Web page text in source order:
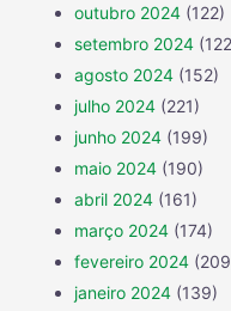
outubro 2024 (122)
setembro 2024
agosto 2024 (152)
julho 2024 (221)
junho 2024 (199)
maio 2024 (190)
abril 2024 (161)
março 2024 (174)
fevereiro 2024
janeiro 2024 (139)